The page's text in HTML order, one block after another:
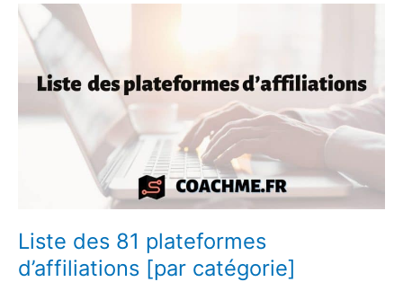
Eric
Larcheveqe,
selon
estimations
Liste des 81 plateformes
d’affiliations [par catégorie]